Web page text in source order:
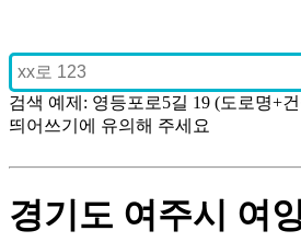
검색 예제: 영등포로5길 19 (도로명+
띄어쓰기에 유의해 주세요
경기도 여주시 여